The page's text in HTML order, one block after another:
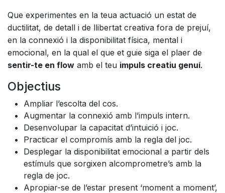
Que experimentes en la teua actuació un estat de
ductilitat, de detall i de llibertat creativa fora de prejuí,
en la connexió i la disponibilitat física, mental i
emocional, en la qual el que et guie siga el plaer de
sentir-te en flow amb el teu impuls creatiu genuí.
Objectius
Ampliar l’escolta del cos.
Augmentar la connexió amb l’impuls intern.
Desenvolupar la capacitat d’intuició i joc.
Practicar el compromís amb la regla del joc.
Desplegar la disponibilitat emocional a partir dels
estímuls que sorgixen alcomprometre’s amb la
regla de joc.
Apropiar-se de l’estar present ‘moment a moment’,